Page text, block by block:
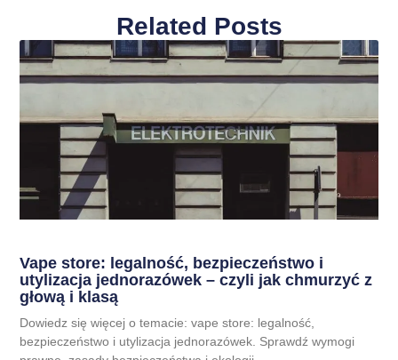
Related Posts
Vape store: legalność, bezpieczeństwo i
utylizacja jednorazówek – czyli jak chmurzyć z
głową i klasą
Dowiedz się więcej o temacie: vape store: legalność,
bezpieczeństwo i utylizacja jednorazówek. Sprawdź wymogi